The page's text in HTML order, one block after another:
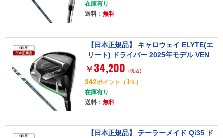
在庫有り
送料： 無料
【日本正規品】 キャロウェイ ELYTE(エ
リート) ドライバー 2025年モデル VEN
TUS GREEN 50 for Callaway カーボン
シャフト(S) 10.5゜
￥ 34,200 (税込)
342ポイント （1%）
在庫有り
送料： 無料
【日本正規品】 テーラーメイド Qi35 ド